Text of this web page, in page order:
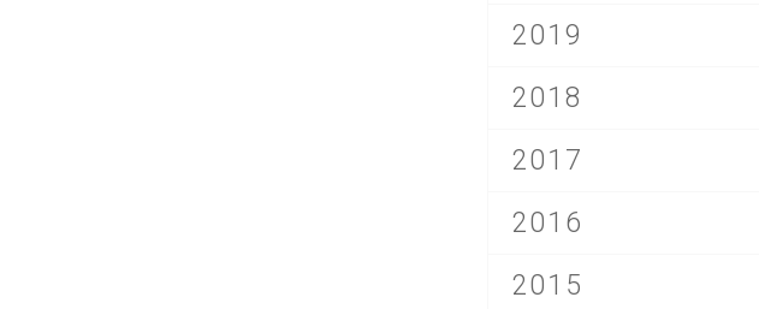
2019
2018
2017
2016
2015